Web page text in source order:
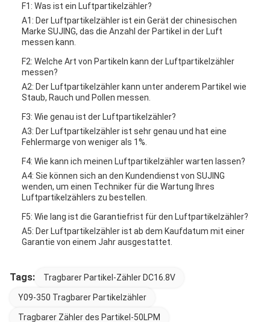
F1: Was ist ein Luftpartikelzähler?
A1: Der Luftpartikelzähler ist ein Gerät der chinesischen
Marke SUJING, das die Anzahl der Partikel in der Luft
messen kann.
F2: Welche Art von Partikeln kann der Luftpartikelzähler
messen?
A2: Der Luftpartikelzähler kann unter anderem Partikel wie
Staub, Rauch und Pollen messen.
F3: Wie genau ist der Luftpartikelzähler?
A3: Der Luftpartikelzähler ist sehr genau und hat eine
Fehlermarge von weniger als 1%.
F4: Wie kann ich meinen Luftpartikelzähler warten lassen?
A4: Sie können sich an den Kundendienst von SUJING
wenden, um einen Techniker für die Wartung Ihres
Luftpartikelzählers zu bestellen.
F5: Wie lang ist die Garantiefrist für den Luftpartikelzähler?
A5: Der Luftpartikelzähler ist ab dem Kaufdatum mit einer
Garantie von einem Jahr ausgestattet.
Tags: Tragbarer Partikel-Zähler DC16.8V
Y09-350 Tragbarer Partikelzähler
Tragbarer Zähler des Partikel-50LPM